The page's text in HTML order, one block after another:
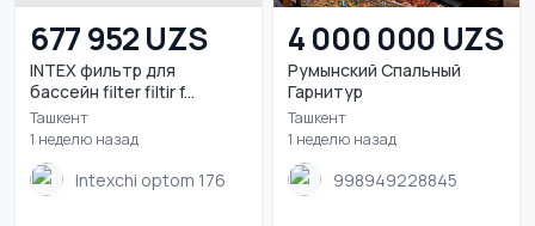
677 952 UZS
INTEX фильтр для
бассейн filter filtir f...
Ташкент
1 неделю назад
Intexchi optom 176
4 000 000 UZS
Румынский Спальный
Гарнитур
Ташкент
1 неделю назад
998949228845